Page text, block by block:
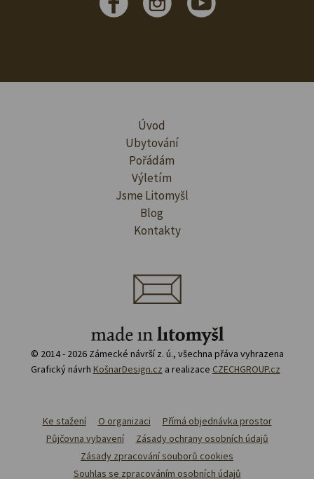
Úvod
Ubytování
Pořádám
Výletím
Jsme Litomyšl
Blog
Kontakty
© 2014 - 2026 Zámecké návrší z. ú., všechna přáva vyhrazena
Grafický návrh KošnarDesign.cz a realizace CZECHGROUP.cz
Ke stažení O organizaci
Přímá objednávka prostor
Půjčovna vybavení
Zásady ochrany osobních údajů
Zásady zpracování souborů cookies
Souhlas se zpracováním osobních údajů